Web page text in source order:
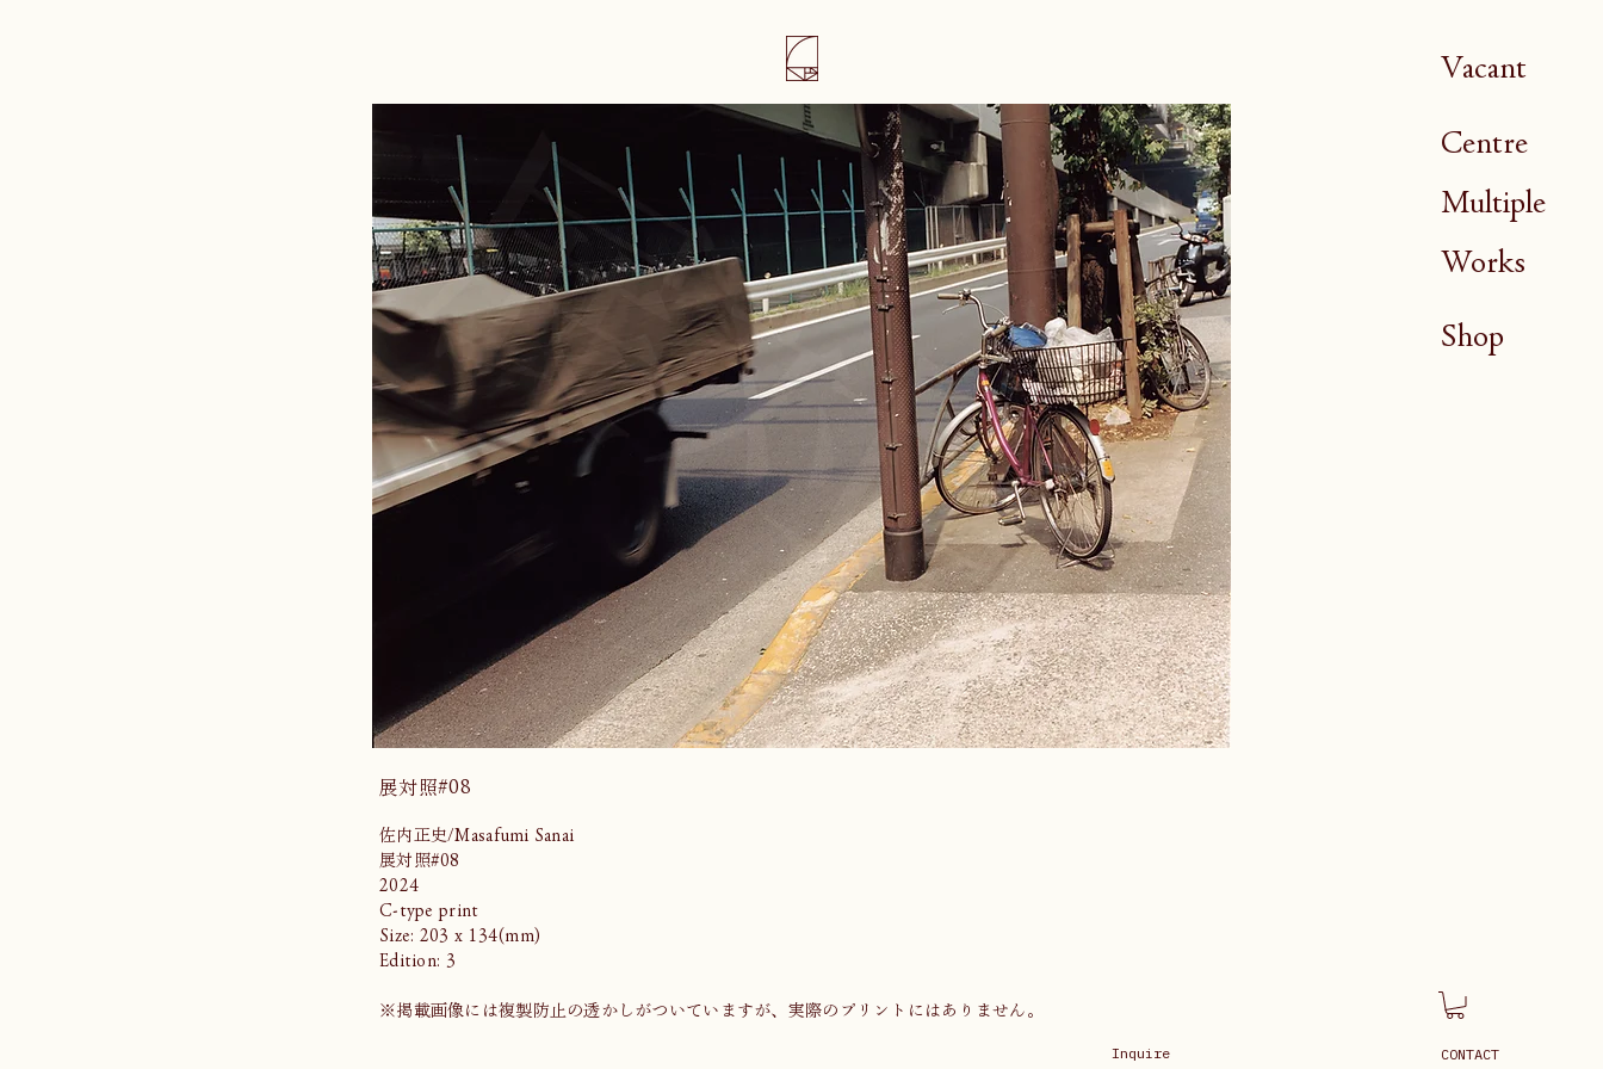
Vacant
Centre
Multiple
Works
Shop
展対照#08
佐内正史/Masafumi Sanai
展対照#08
2024
C-type print
Size: 203 x 134(mm)
Edition: 3
※掲載画像には複製防止の透かしがついていますが、実際のプリントにはありません。
Inquire CONTACT